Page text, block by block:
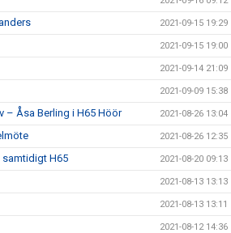
2021-09-15 19:29
2021-09-15 19:00
2021-09-14 21:09
2021-09-09 15:38
– Åsa Berling i H65 Höör 2021-08-26 13:04
2021-08-26 12:35
H65 2021-08-20 09:13
2021-08-13 13:13
2021-08-13 13:11
2021-08-12 14:36